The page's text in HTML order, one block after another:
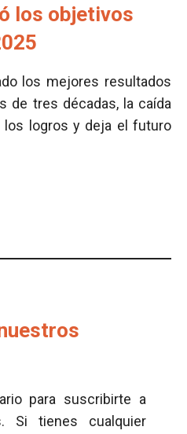
los objetivos
los mejores resultados
de tres décadas, la caída
los logros y deja el futuro
para suscribirte a
Si tienes cualquier